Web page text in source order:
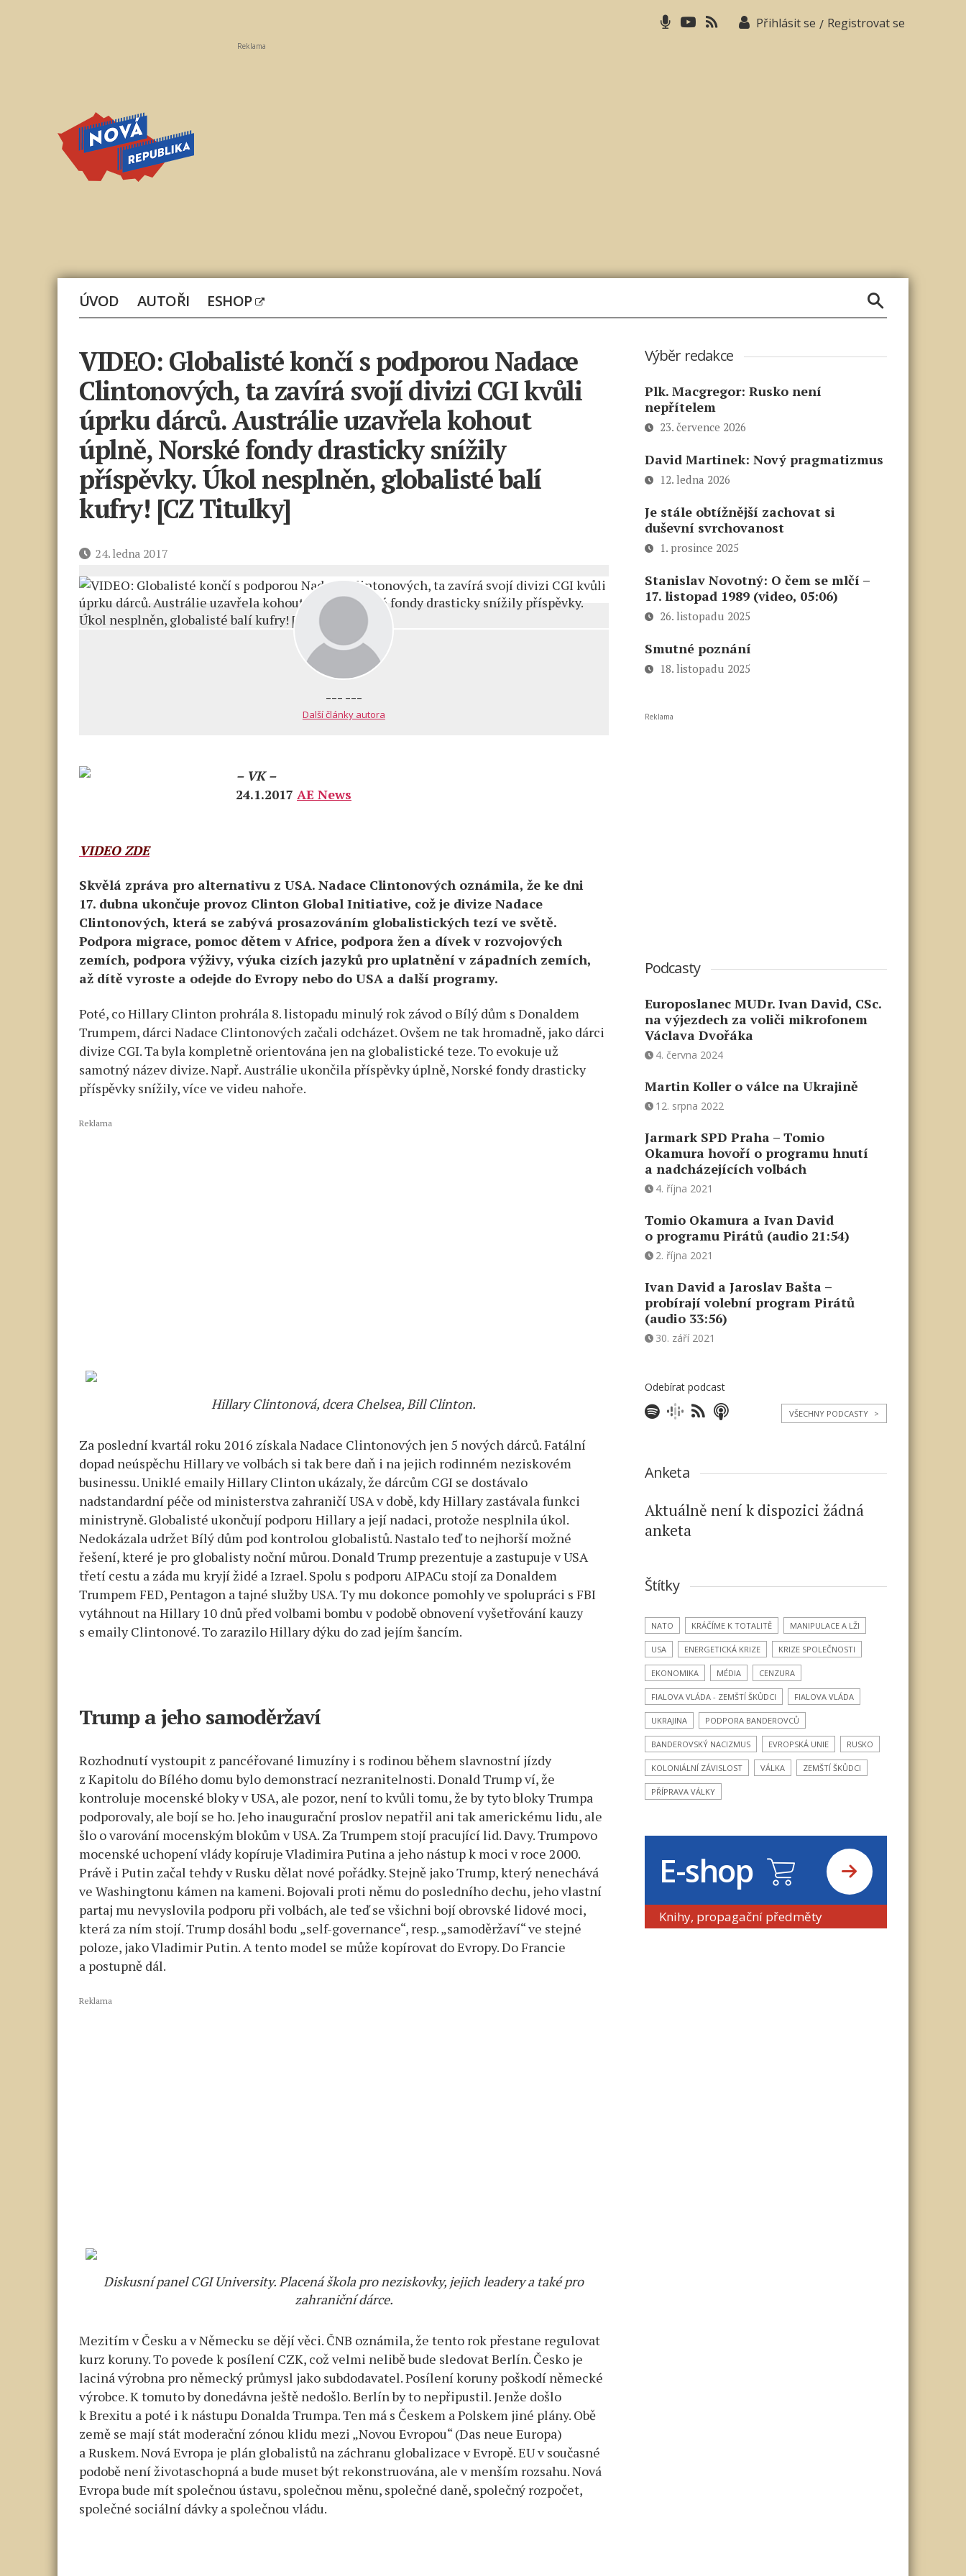
Přihlásit se / Registrovat se
Reklama
ÚVOD AUTOŘI ESHOP
VIDEO: Globalisté končí s podporou Nadace
Clintonových, ta zavírá svojí divizi CGI kvůli
úprku dárců. Austrálie uzavřela kohout
úplně, Norské fondy drasticky snížily
příspěvky. Úkol nesplněn, globalisté balí
kufry! [CZ Titulky]
Datum24. ledna 2017
--- ---
Další články autora
– VK –
24.1.2017 AE News
VIDEO ZDE
Skvělá zpráva pro alternativu z USA. Nadace Clintonových oznámila, že ke dni
17. dubna ukončuje provoz Clinton Global Initiative, což je divize Nadace
Clintonových, která se zabývá prosazováním globalistických tezí ve světě.
Podpora migrace, pomoc dětem v Africe, podpora žen a dívek v rozvojových
zemích, podpora výživy, výuka cizích jazyků pro uplatnění v západních zemích,
až dítě vyroste a odejde do Evropy nebo do USA a další programy.
Poté, co Hillary Clinton prohrála 8. listopadu minulý rok závod o Bílý dům s Donaldem
Trumpem, dárci Nadace Clintonových začali odcházet. Ovšem ne tak hromadně, jako dárci
divize CGI. Ta byla kompletně orientována jen na globalistické teze. To evokuje už
samotný název divize. Např. Austrálie ukončila příspěvky úplně, Norské fondy drasticky
příspěvky snížily, více ve videu nahoře.
Reklama
Hillary Clintonová, dcera Chelsea, Bill Clinton.
Za poslední kvartál roku 2016 získala Nadace Clintonových jen 5 nových dárců. Fatální
dopad neúspěchu Hillary ve volbách si tak bere daň i na jejich rodinném neziskovém
businessu. Uniklé emaily Hillary Clinton ukázaly, že dárcům CGI se dostávalo
nadstandardní péče od ministerstva zahraničí USA v době, kdy Hillary zastávala funkci
ministryně. Globalisté ukončují podporu Hillary a její nadaci, protože nesplnila úkol.
Nedokázala udržet Bílý dům pod kontrolou globalistů. Nastalo teď to nejhorší možné
řešení, které je pro globalisty noční můrou. Donald Trump prezentuje a zastupuje v USA
třetí cestu a záda mu kryjí židé a Izrael. Spolu s podporu AIPACu stojí za Donaldem
Trumpem FED, Pentagon a tajné služby USA. Ty mu dokonce pomohly ve spolupráci s FBI
vytáhnout na Hillary 10 dnů před volbami bombu v podobě obnovení vyšetřování kauzy
s emaily Clintonové. To zarazilo Hillary dýku do zad jejím šancím.
Trump a jeho samoděržaví
Rozhodnutí vystoupit z pancéřované limuzíny i s rodinou během slavnostní jízdy
z Kapitolu do Bílého domu bylo demonstrací nezranitelnosti. Donald Trump ví, že
kontroluje mocenské bloky v USA, ale pozor, není to kvůli tomu, že by tyto bloky Trumpa
podporovaly, ale bojí se ho. Jeho inaugurační proslov nepatřil ani tak americkému lidu, ale
šlo o varování mocenským blokům v USA. Za Trumpem stojí pracující lid. Davy. Trumpovo
mocenské uchopení vlády kopíruje Vladimira Putina a jeho nástup k moci v roce 2000.
Právě i Putin začal tehdy v Rusku dělat nové pořádky. Stejně jako Trump, který nenechává
ve Washingtonu kámen na kameni. Bojovali proti němu do posledního dechu, jeho vlastní
partaj mu nevyslovila podporu při volbách, ale teď se všichni bojí obrovské lidové moci,
která za ním stojí. Trump dosáhl bodu „self-governance“, resp. „samoděržaví“ ve stejné
poloze, jako Vladimir Putin. A tento model se může kopírovat do Evropy. Do Francie
a postupně dál.
Reklama
Diskusní panel CGI University. Placená škola pro neziskovky, jejich leadery a také pro
zahraniční dárce.
Mezitím v Česku a v Německu se dějí věci. ČNB oznámila, že tento rok přestane regulovat
kurz koruny. To povede k posílení CZK, což velmi nelibě bude sledovat Berlín. Česko je
laciná výrobna pro německý průmysl jako subdodavatel. Posílení koruny poškodí německé
výrobce. K tomuto by donedávna ještě nedošlo. Berlín by to nepřipustil. Jenže došlo
k Brexitu a poté i k nástupu Donalda Trumpa. Ten má s Českem a Polskem jiné plány. Obě
země se mají stát moderační zónou klidu mezi „Novou Evropou“ (Das neue Europa)
a Ruskem. Nová Evropa je plán globalistů na záchranu globalizace v Evropě. EU v současné
podobě není životaschopná a bude muset být rekonstruována, ale v menším rozsahu. Nová
Evropa bude mít společnou ústavu, společnou měnu, společné daně, společný rozpočet,
společné sociální dávky a společnou vládu.
Výběr redakce
Plk. Macgregor: Rusko není
nepřítelem
23. července 2026
David Martinek: Nový pragmatizmus
12. ledna 2026
Je stále obtížnější zachovat si
duševní svrchovanost
1. prosince 2025
Stanislav Novotný: O čem se mlčí –
17. listopad 1989 (video, 05:06)
26. listopadu 2025
Smutné poznání
18. listopadu 2025
Reklama
Podcasty
Europoslanec MUDr. Ivan David, CSc.
na výjezdech za voliči mikrofonem
Václava Dvořáka
4. června 2024
Martin Koller o válce na Ukrajině
12. srpna 2022
Jarmark SPD Praha – Tomio
Okamura hovoří o programu hnutí
a nadcházejících volbách
4. října 2021
Tomio Okamura a Ivan David
o programu Pirátů (audio 21:54)
2. října 2021
Ivan David a Jaroslav Bašta –
probírají volební program Pirátů
(audio 33:56)
30. září 2021
Odebírat podcast
VŠECHNY PODCASTY >
Anketa
Aktuálně není k dispozici žádná
anketa
Štítky
NATO KRÁČÍME K TOTALITĚ MANIPULACE A LŽI
USA ENERGETICKÁ KRIZE KRIZE SPOLEČNOSTI
EKONOMIKA MÉDIA CENZURA
FIALOVA VLÁDA - ZEMŠTÍ ŠKŮDCI FIALOVA VLÁDA
UKRAJINA PODPORA BANDEROVCŮ
BANDEROVSKÝ NACIZMUS EVROPSKÁ UNIE RUSKO
KOLONIÁLNÍ ZÁVISLOST VÁLKA ZEMŠTÍ ŠKŮDCI
PŘÍPRAVA VÁLKY
E-shop
Knihy, propagační předměty